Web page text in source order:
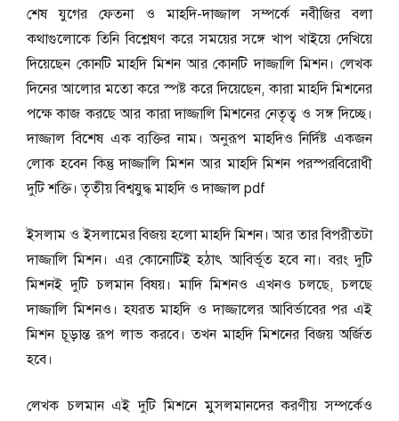
শেষ যুগের ফেতনা ও মাহদি-দাজ্জাল সম্পর্কে নবীজির বলা
কথাগুলোকে তিনি বিশ্লেষণ করে সময়ের সঙ্গে খাপ খাইয়ে দেখিয়ে
দিয়েছেন কোনটি মাহদি মিশন আর কোনটি দাজ্জালি মিশন। লেখক
দিনের আলোর মতো করে স্পষ্ট করে দিয়েছেন, কারা মাহদি মিশনের
পক্ষে কাজ করছে আর কারা দাজ্জালি মিশনের নেতৃত্ব ও সঙ্গ দিচ্ছে।
দাজ্জাল বিশেষ এক ব্যক্তির নাম। অনুরূপ মাহদিও নির্দিষ্ট একজন
লোক হবেন কিন্তু দাজ্জালি মিশন আর মাহদি মিশন পরস্পরবিরোধী
দুটি শক্তি। তৃতীয় বিশ্বযুদ্ধ মাহদি ও দাজ্জাল pdf
ইসলাম ও ইসলামের বিজয় হলো মাহদি মিশন। আর তার বিপরীতটা
দাজ্জালি মিশন। এর কোনোটিই হঠাৎ আবির্ভূত হবে না। বরং দুটি
মিশনই দুটি চলমান বিষয়। মাদি মিশনও এখনও চলছে, চলছে
দাজ্জালি মিশনও। হযরত মাহদি ও দাজ্জালের আবির্ভাবের পর এই
মিশন চূড়ান্ত রূপ লাভ করবে। তখন মাহদি মিশনের বিজয় অর্জিত
হবে।
লেখক চলমান এই দুটি মিশনে মুসলমানদের করণীয় সম্পর্কেও